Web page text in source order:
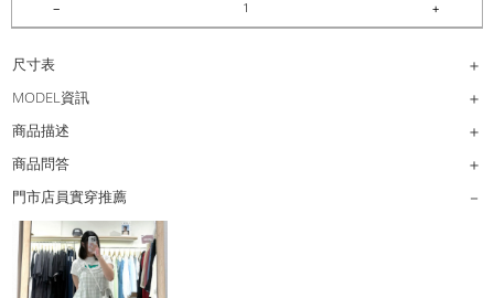
尺寸表
MODEL資訊
商品描述
商品問答
門市店員實穿推薦